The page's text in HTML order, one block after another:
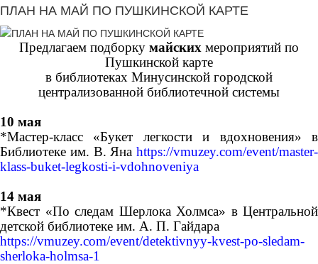
ПЛАН НА МАЙ ПО ПУШКИНСКОЙ КАРТЕ
Предлагаем подборку майских мероприятий по
Пушкинской карте
в библиотеках Минусинской городской
централизованной библиотечной системы
10 мая
*Мастер-класс «Букет легкости и вдохновения» в
Библиотеке им. В. Яна https://vmuzey.com/event/master-
klass-buket-legkosti-i-vdohnoveniya
14 мая
*Квест «По следам Шерлока Холмса» в Центральной
детской библиотеке им. А. П. Гайдара
https://vmuzey.com/event/detektivnyy-kvest-po-sledam-
sherloka-holmsa-1